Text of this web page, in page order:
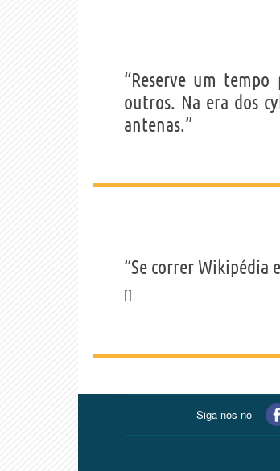
“Reserve um
outros. Na era dos
antenas.”
“Se correr Wikipédia
Siga-nos no